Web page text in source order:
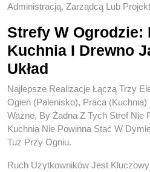
Administracją, Zarządcą Lub
Strefy W Ogrodzie:
Kuchnia I Drewno
Układ
Najlepsze Realizacje Łączą Trzy
Ogień (palenisko), Praca
Ważne, By Żadna Z Tych Stref Nie
Kuchnia Nie Powinna Stać W
Tuż Przy Ogniu.
Ruch Użytkowników Jest